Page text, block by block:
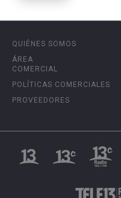
QUIÉNES SOMOS
ÁREA
COMERCIAL
POLÍTICAS COMERCIALES
PROVEEDORES